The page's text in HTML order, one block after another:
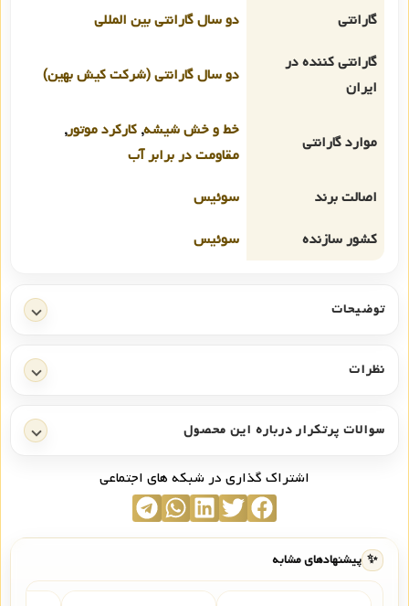
گارانتی
دو سال گارانتی بین المللی
گارانتی کننده در
ایران
دو سال گارانتی (شرکت کیش بهین)
موارد گارانتی
خط و خش شیشه, کارکرد موتور,
مقاومت در برابر آب
اصالت برند
سوئیس
کشور سازنده
سوئیس
توضیحات
نظرات
سوالات پرتکرار درباره این محصول
اشتراک گذاری در شبکه های اجتماعی
✨ پیشنهادهای مشابه